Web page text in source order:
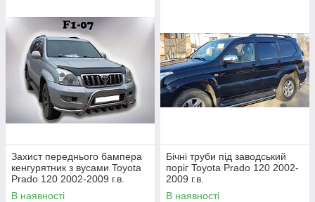
Захист переднього бампера
кенгурятник з вусами Toyota
Prado 120 2002-2009 г.в.
В наявності
Бічні труби під заводський
поріг Toyota Prado 120 2002-
2009 г.в.
В наявності